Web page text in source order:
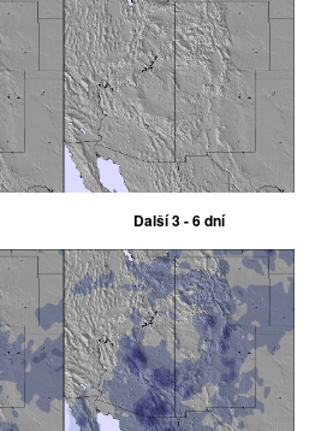
Další 3 - 6 dní